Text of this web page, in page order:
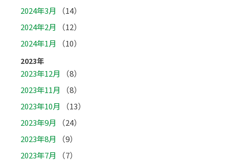
2024年3月
（14）
2024年2月
（12）
2024年1月
（10）
2023年
2023年12月
（8）
2023年11月
（8）
2023年10月
（13）
2023年9月
（24）
2023年8月
（9）
2023年7月
（7）